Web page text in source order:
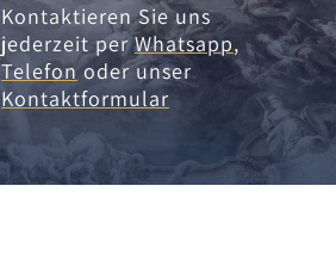
Kontaktieren Sie uns
jederzeit perWhatsapp,
Telefonoder unser
Kontaktformular